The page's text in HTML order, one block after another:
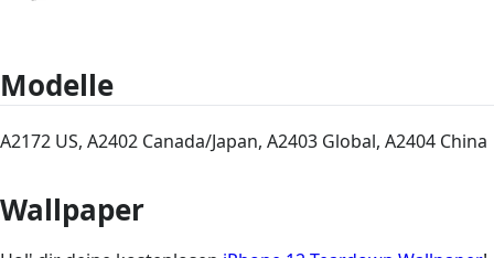
Modelle
A2172 US, A2402 Canada/Japan, A2403 Global, A2404 China
Wallpaper